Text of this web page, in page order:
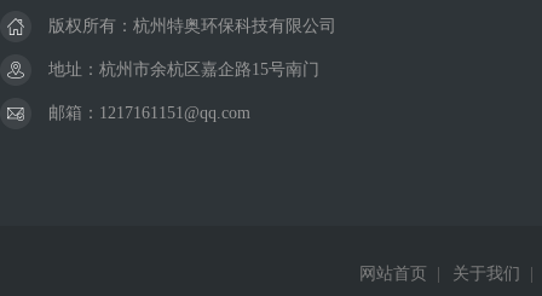
版权所有：杭州特奥环保科技有限公司
地址：杭州市余杭区嘉企路15号南门
邮箱：1217161151@qq.com
网站首页 关于我们